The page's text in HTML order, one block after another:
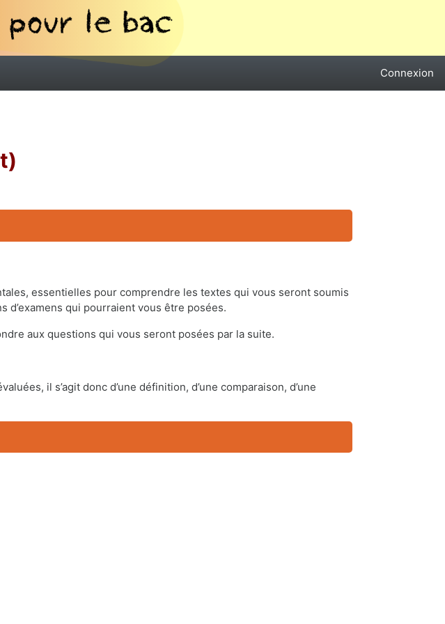
Connexion
essentielles pour comprendre les textes qui vous seront soumis
qui pourraient vous être posées.
aux questions qui vous seront posées par la suite.
il s’agit donc d’une définition, d’une comparaison, d’une